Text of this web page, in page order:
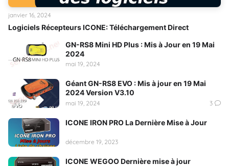
Logiciels Récepteurs ICONE: Téléchargement Direct
janvier 16, 2024
GN-RS8 Mini HD Plus : Mis à Jour en 19 Mai
2024
mai 19, 2024
Géant GN-RS8 EVO : Mis à jour en 19 Mai
2024 Version V3.10
mai 19, 2024 3
ICONE IRON PRO La Dernière Mise à Jour
décembre 19, 2023
ICONE WEGOO Dernière mise à jour